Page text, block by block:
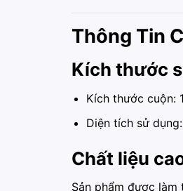
Thông Tin
Kích thước
Kích thước cuộn:
Diện tích sử
Chất liệu
Sản phẩm được làm